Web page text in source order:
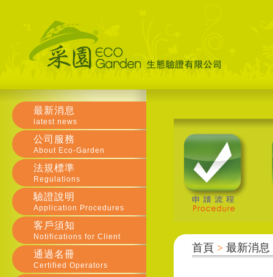
首頁 > 最新消息
最新消息
latest news
公司服務
About Eco-Garden
法規標準
Regulations
驗證說明
Application Procedures
客戶須知
Notifications for Client
通過名冊
Certified Operators